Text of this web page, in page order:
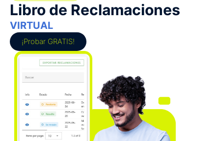
Libro de Reclamaciones
VIRTUAL
¡Probar GRATIS!